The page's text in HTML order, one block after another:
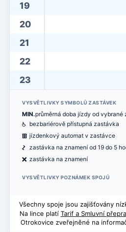
19
20
21
22
23
VYSVĚTLIVKY SYMBOLŮ ZASTÁVEK
MIN.průměrná doba jízdy od vybrané
@ bezbariérově přístupná zastávka
æ jízdenkový automat v zastávce
ó zastávka na znamení od 19 do 5
ë zastávka na znamení
VYSVĚTLIVKY POZNÁMEK SPOJŮ
Všechny spoje jsou zajišťovány
Na lince platí Tarif a Smluvní
Otrokovice zveřejněné na